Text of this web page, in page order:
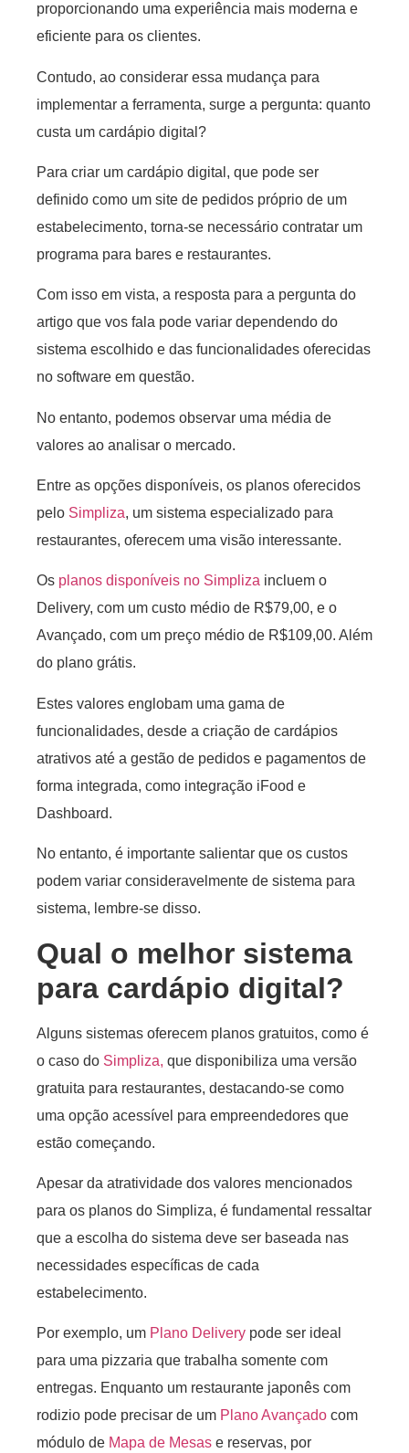
proporcionando uma experiência mais moderna e
eficiente para os clientes.
Contudo, ao considerar essa mudança para
implementar a ferramenta, surge a pergunta: quanto
custa um cardápio digital?
Para criar um cardápio digital, que pode ser
definido como um site de pedidos próprio de um
estabelecimento, torna-se necessário contratar um
programa para bares e restaurantes.
Com isso em vista, a resposta para a pergunta do
artigo que vos fala pode variar dependendo do
sistema escolhido e das funcionalidades oferecidas
no software em questão.
No entanto, podemos observar uma média de
valores ao analisar o mercado.
Entre as opções disponíveis, os planos oferecidos
pelo Simpliza, um sistema especializado para
restaurantes, oferecem uma visão interessante.
Os planos disponíveis no Simpliza incluem o
Delivery, com um custo médio de R$79,00, e o
Avançado, com um preço médio de R$109,00. Além
do plano grátis.
Estes valores englobam uma gama de
funcionalidades, desde a criação de cardápios
atrativos até a gestão de pedidos e pagamentos de
forma integrada, como integração iFood e
Dashboard.
No entanto, é importante salientar que os custos
podem variar consideravelmente de sistema para
sistema, lembre-se disso.
Qual o melhor sistema
para cardápio digital?
Alguns sistemas oferecem planos gratuitos, como é
o caso do Simpliza, que disponibiliza uma versão
gratuita para restaurantes, destacando-se como
uma opção acessível para empreendedores que
estão começando.
Apesar da atratividade dos valores mencionados
para os planos do Simpliza, é fundamental ressaltar
que a escolha do sistema deve ser baseada nas
necessidades específicas de cada
estabelecimento.
Por exemplo, um Plano Delivery pode ser ideal
para uma pizzaria que trabalha somente com
entregas. Enquanto um restaurante japonês com
rodizio pode precisar de um Plano Avançado com
módulo de Mapa de Mesas e reservas, por